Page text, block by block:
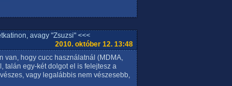
avagy "Zsuzsi" <<<
2010. október 12. 13:48
van, hogy cucc használatnál (MDMA,
talán egy-két dolgot el is felejtesz a
vagy legalábbis nem vészesebb,